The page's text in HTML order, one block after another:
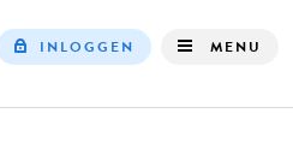
INLOGGEN MENU